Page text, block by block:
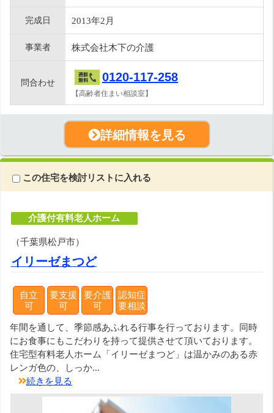
完成日 2013年2月
事業者 株式会社木下の介護
問合わせ 0120-117-258
【高齢者住まい相談室】
詳細情報を見る
この住宅を検討リストに入れる
介護付有料老人ホーム
（千葉県松戸市）
イリーゼまつど
自立
可
要支援
可
要介護
可
認知症
要相談
年間を通して、季節感あふれる行事を行っております。同時
にお食事にもこだわりを持って提供させて頂いております。
住宅型有料老人ホーム「イリーゼまつど」は温かみのある赤
レンガ色の、しっか...
続きを見る